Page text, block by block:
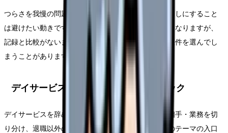
つらさを我慢の問題にして、事実の記録や相談を後回しにすること
は避けたい動きです。限界の時ほど早く終わらせたくなりますが、
記録と比較がないまま動くと、次の職場選びで同じ条件を選んでし
まうことがあります。
デイサービスを辞めたい時の固有チェック
デイサービスを辞めたいが強くなる曜日・勤務帯・相手・業務を切
り分け、退職以外の調整余地も確認することが、このテーマの入口